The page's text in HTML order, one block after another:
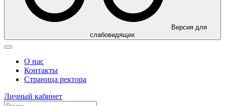
Версия для
слабовидящих
О нас
Контакты
Страница ректора
Личный кабинет